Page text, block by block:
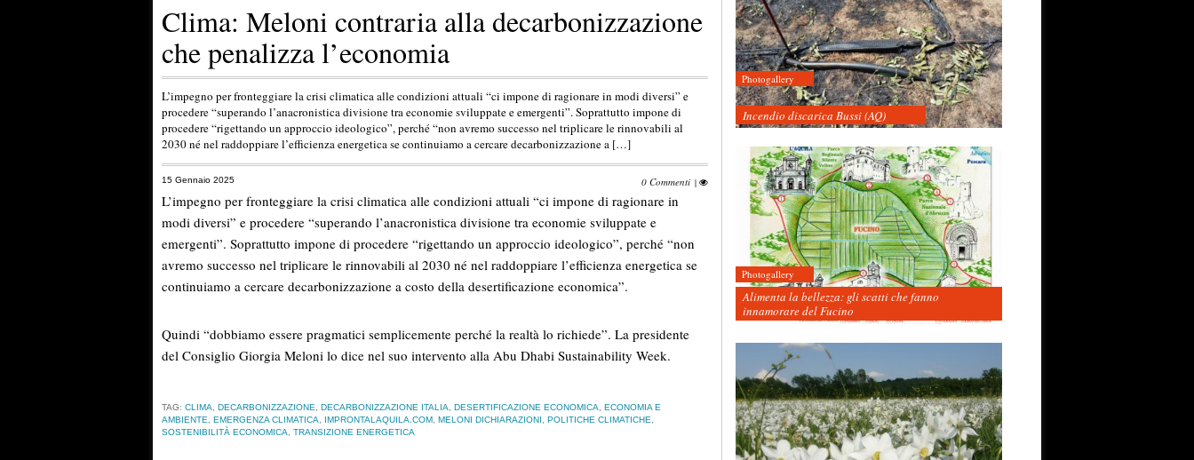
Clima: Meloni contraria alla decarbonizzazione
che penalizza l’economia
L’impegno per fronteggiare la crisi climatica alle condizioni attuali “ci impone di ragionare in modi diversi” e
procedere “superando l’anacronistica divisione tra economie sviluppate e emergenti”. Soprattutto impone di
procedere “rigettando un approccio ideologico”, perché “non avremo successo nel triplicare le rinnovabili al
2030 né nel raddoppiare l’efficienza energetica se continuiamo a cercare decarbonizzazione a […]
15 Gennaio 2025 0 Commenti |
L’impegno per fronteggiare la crisi climatica alle condizioni attuali “ci impone di ragionare in
modi diversi” e procedere “superando l’anacronistica divisione tra economie sviluppate e
emergenti”. Soprattutto impone di procedere “rigettando un approccio ideologico”, perché “non
avremo successo nel triplicare le rinnovabili al 2030 né nel raddoppiare l’efficienza energetica se
continuiamo a cercare decarbonizzazione a costo della desertificazione economica”.
Quindi “dobbiamo essere pragmatici semplicemente perché la realtà lo richiede”. La presidente
del Consiglio Giorgia Meloni lo dice nel suo intervento alla Abu Dhabi Sustainability Week.
TAG: CLIMA, DECARBONIZZAZIONE, DECARBONIZZAZIONE ITALIA, DESERTIFICAZIONE ECONOMICA, ECONOMIA E
AMBIENTE, EMERGENZA CLIMATICA, IMPRONTALAQUILA.COM, MELONI DICHIARAZIONI, POLITICHE CLIMATICHE,
SOSTENIBILITÀ ECONOMICA, TRANSIZIONE ENERGETICA
Photogallery
Incendio discarica Bussi (AQ)
Photogallery
Alimenta la bellezza: gli scatti che fanno
innamorare del Fucino